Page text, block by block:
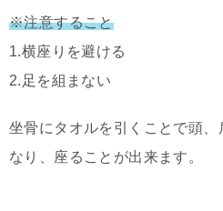
※注意すること
1.横座りを避ける
2.足を組まない
坐骨にタオルを引くことで頭
なり、座ることが出来ます。